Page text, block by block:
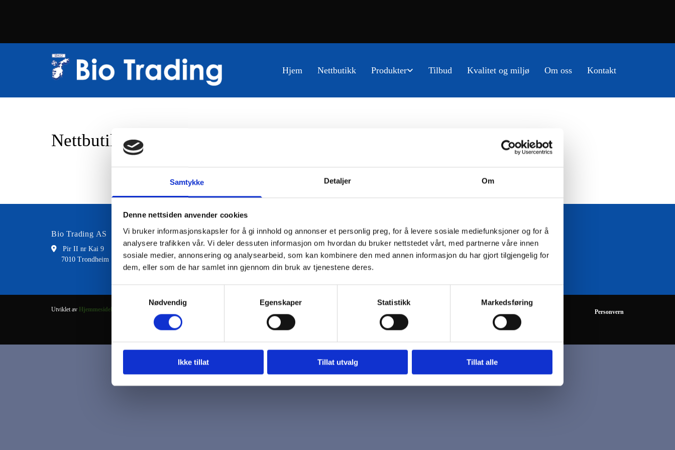
Samtykke Detaljer Om
Denne nettsiden anvender cookies
Vi bruker informasjonskapsler for å gi innhold og annonser et personlig preg, for å levere sosiale mediefunksjoner og for å
analysere trafikken vår. Vi deler dessuten informasjon om hvordan du bruker nettstedet vårt, med partnerne våre innen
sosiale medier, annonsering og analysearbeid, som kan kombinere den med annen informasjon du har gjort tilgjengelig for
dem, eller som de har samlet inn gjennom din bruk av tjenestene deres.
Nødvendig
Egenskaper Statistikk Markedsføring
Ikke tillat Tillat utvalg Tillat alle
Hjem Nettbutikk Produkter Tilbud Kvalitet og miljø Om oss Kontakt
Nettbutikk
Bio Trading AS
 Pir II nr Kai 9
7010 Trondheim
Kontakt oss
 frank@biotrading.no
Åpningstider
Utviklet av Hjemmesidehuset Personvern